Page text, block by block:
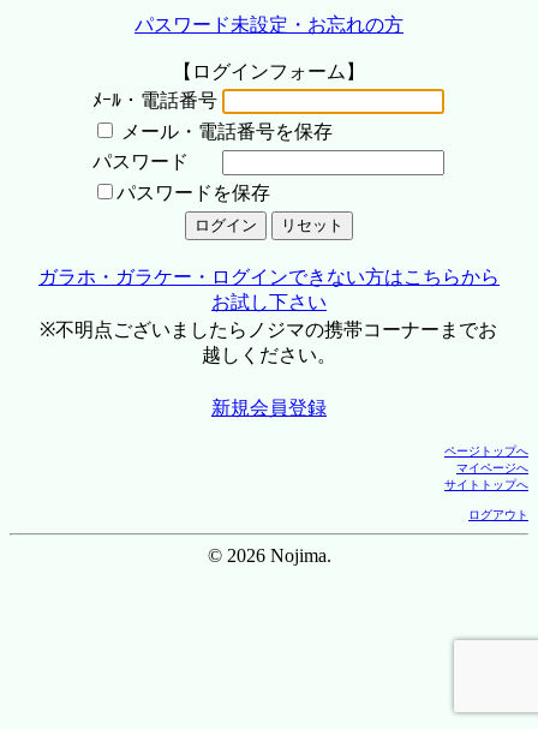
パスワード未設定・お忘れの方
【ログインフォーム】
ﾒｰﾙ・電話番号
メール・電話番号を保存
パスワード
パスワードを保存
ガラホ・ガラケー・ログインできない方はこちらから
お試し下さい
※不明点ございましたらノジマの携帯コーナーまでお
越しください。
新規会員登録
ページトップへ
マイページへ
サイトトップへ
ログアウト
© 2026 Nojima.